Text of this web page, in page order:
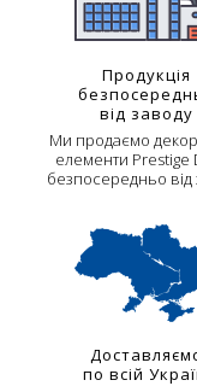
Продукція
від заводу
Ми продаємо
елементи Prestige
безпосередньо від
по всій